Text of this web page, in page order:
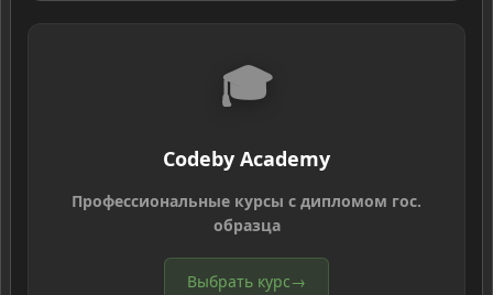
🎓
Codeby Academy
Профессиональные курсы с дипломом гос.
образца
Выбрать курс→